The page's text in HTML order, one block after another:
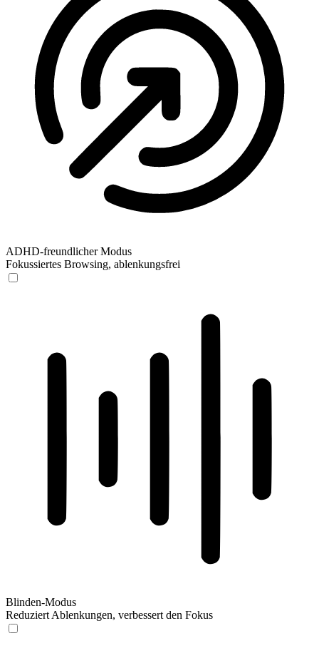
ADHD-freundlicher Modus
Fokussiertes Browsing, ablenkungsfrei
Blinden-Modus
Reduziert Ablenkungen, verbessert den Fokus